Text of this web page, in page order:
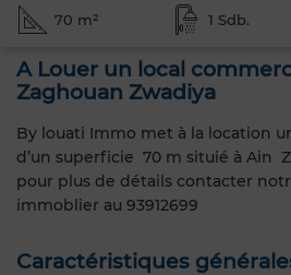
70 m² 1 Sdb.
A Louer un local
Zaghouan Zwadiya
By louati Immo met à la location
d’un superficie 70 m situié à Ain
pour plus de détails contacter
immoblier au 93912699
Caractéristiques